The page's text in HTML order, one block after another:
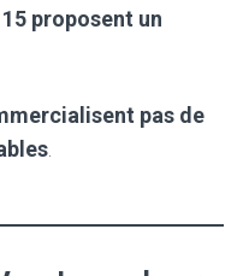
proposent un
pas de